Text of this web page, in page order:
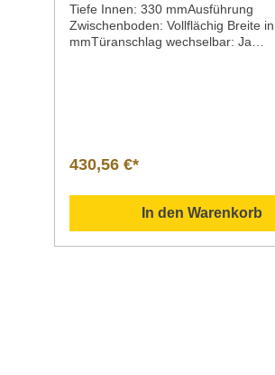
Tiefe Innen: 330 mmAusführung
Zwischenboden: Vollflächig Breite
mmTüranschlag wechselbar: Ja
430,56 €*
In den Warenkorb